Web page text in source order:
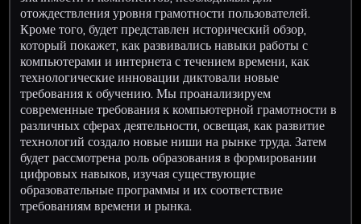
отождествления уровня грамотности пользователей.
Кроме того, будет представлен исторический обзор,
который покажет, как развивались навыки работы с
компьютерами и интернета с течением времени, как
технологические инновации диктовали новые
требования к обучению. Мы проанализируем
современные требования к компьютерной грамотности в
различных сферах деятельности, освещая, как развитие
технологий создало новые ниши на рынке труда. Затем
будет рассмотрена роль образования в формировании
цифровых навыков, изучая существующие
образовательные программы и их соответствие
требованиям времени и рынка.